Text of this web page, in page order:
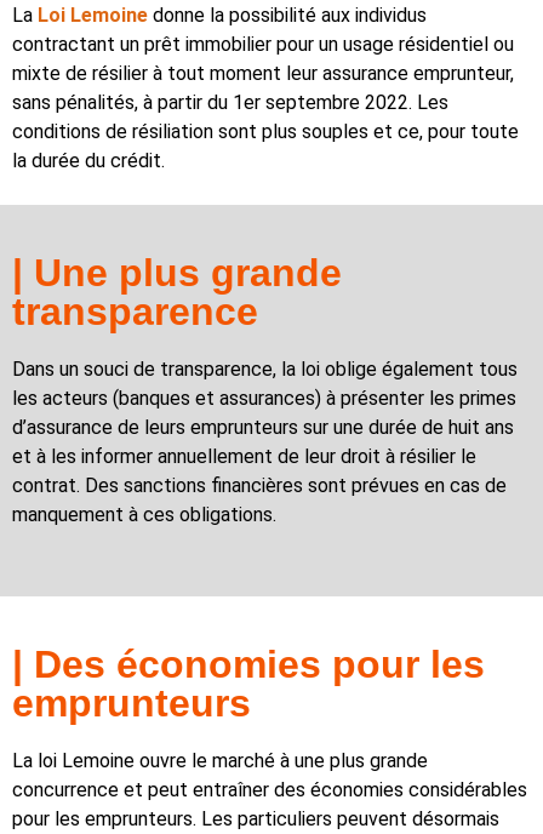
La Loi Lemoine donne la possibilité aux individus
contractant un prêt immobilier pour un usage résidentiel ou
mixte de résilier à tout moment leur assurance emprunteur,
sans pénalités, à partir du 1er septembre 2022. Les
conditions de résiliation sont plus souples et ce, pour toute
la durée du crédit.
| Une plus grande
transparence
Dans un souci de transparence, la loi oblige également tous
les acteurs (banques et assurances) à présenter les primes
d’assurance de leurs emprunteurs sur une durée de huit ans
et à les informer annuellement de leur droit à résilier le
contrat. Des sanctions financières sont prévues en cas de
manquement à ces obligations.
| Des économies pour les
emprunteurs
La loi Lemoine ouvre le marché à une plus grande
concurrence et peut entraîner des économies considérables
pour les emprunteurs. Les particuliers peuvent désormais